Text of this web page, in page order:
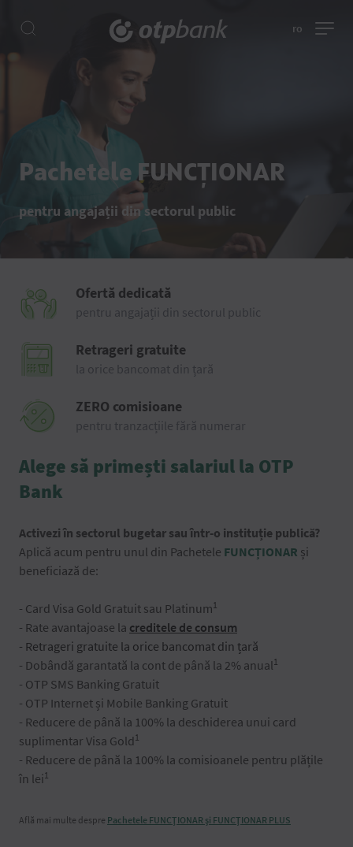
ro
Pachetele FUNCȚIONAR
pentru angajații din sectorul public
Ofertă dedicată
pentru angajații din sectorul public
Retrageri gratuite
la orice bancomat din țară
ZERO comisioane
pentru tranzacțiile fără numerar
Alege să primești salariul la OTP
Bank
Activezi în sectorul bugetar sau într-o instituție publică?
Aplică acum pentru unul din Pachetele FUNCȚIONAR și
beneficiază de:
- Card Visa Gold Gratuit sau Platinum1
- Rate avantajoase la creditele de consum
- Retrageri gratuite la orice bancomat din țară
- Dobândă garantată la cont de până la 2% anual1
- OTP SMS Banking Gratuit
- OTP Internet și Mobile Banking Gratuit
- Reducere de până la 100% la deschiderea unui card
suplimentar Visa Gold 1
- Reducere de până la 100% la comisioanele pentru plățile
în lei1
Află mai multe despre Pachetele FUNCȚIONAR și FUNCȚIONAR PLUS